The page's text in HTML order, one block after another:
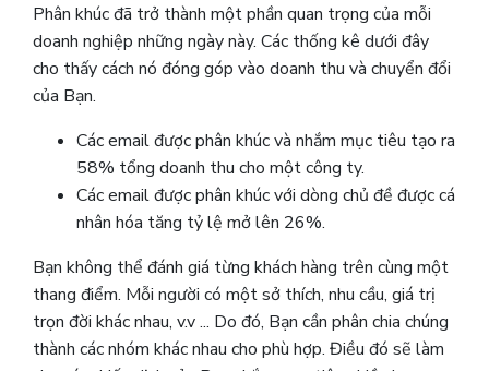
Phân khúc đã trở thành một phần quan trọng của mỗi
doanh nghiệp những ngày này.Các thống kê dưới đây
cho thấy cách nó đóng góp vào doanh thu và chuyển đổi
của Bạn.
Các email được phân khúc và nhắm mục tiêu tạo ra
58% tổng doanh thu cho một công ty.
Các email được phân khúc với dòng chủ đề được cá
nhân hóa tăng tỷ lệ mở lên 26%.
Bạn không thể đánh giá từng khách hàng trên cùng một
thang điểm. Mỗi người có một sở thích, nhu cầu, giá trị
trọn đời khác nhau, v.v ... Do đó, Bạn cần phân chia chúng
thành các nhóm khác nhau cho phù hợp. Điều đó sẽ làm